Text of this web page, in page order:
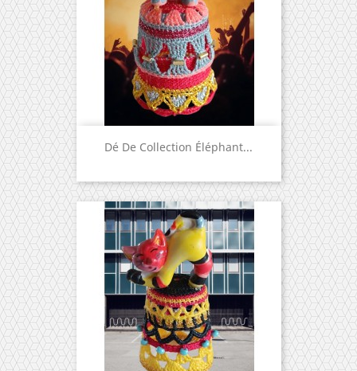
Dé De Collection Éléphant...